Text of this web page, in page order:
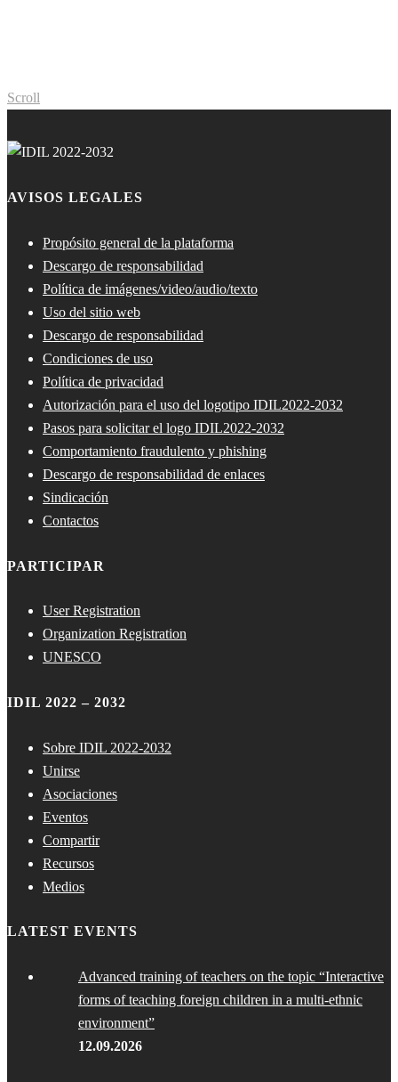
Scroll
AVISOS LEGALES
Propósito general de la plataforma
Descargo de responsabilidad
Política de imágenes/video/audio/texto
Uso del sitio web
Descargo de responsabilidad
Condiciones de uso
Política de privacidad
Autorización para el uso del logotipo IDIL2022-2032
Pasos para solicitar el logo IDIL2022-2032
Comportamiento fraudulento y phishing
Descargo de responsabilidad de enlaces
Sindicación
Contactos
PARTICIPAR
User Registration
Organization Registration
UNESCO
IDIL 2022 – 2032
Sobre IDIL 2022-2032
Unirse
Asociaciones
Eventos
Compartir
Recursos
Medios
LATEST EVENTS
Advanced training of teachers on the topic “Interactive
forms of teaching foreign children in a multi-ethnic
environment”
12.09.2026